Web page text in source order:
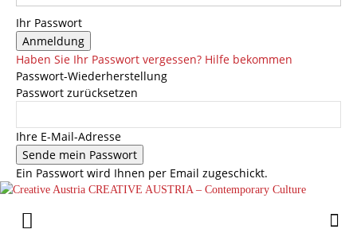
Ihr Passwort
Haben Sie Ihr Passwort vergessen? Hilfe bekommen
Passwort-Wiederherstellung
Passwort zurücksetzen
Ihre E-Mail-Adresse
Ein Passwort wird Ihnen per Email zugeschickt.
CREATIVE AUSTRIA – Contemporary Culture